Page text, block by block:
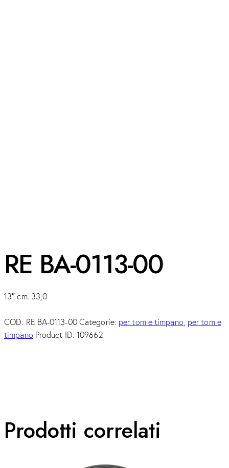
RE BA-0113-00
13″ cm. 33,0
COD: RE BA-0113-00 Categorie: per tom e timpano, per tom e
timpano Product ID:109662
Prodotti correlati